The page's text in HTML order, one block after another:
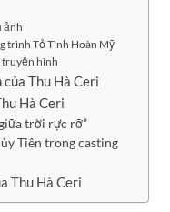
ảnh
trình Tỏ Tình Hoàn Mỹ
truyền hình
Thu Hà Ceri
Hà Ceri
trời rực rỡ”
Tiên trong casting
Thu Hà Ceri